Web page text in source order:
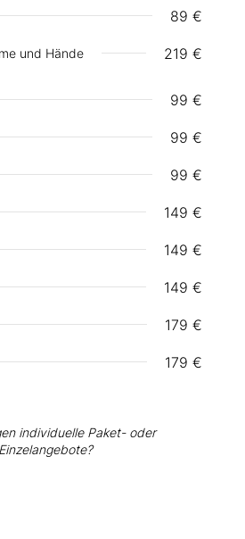
89 €
und Hände 219 €
99 €
99 €
99 €
149 €
149 €
149 €
179 €
179 €
individuelle Paket- oder
Einzelangebote?